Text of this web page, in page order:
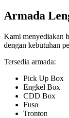
Armada
Kami menyediakan
dengan kebutuhan
Tersedia armada:
Pick Up Box
Engkel Box
CDD Box
Fuso
Tronton